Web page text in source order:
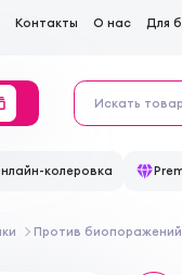
Контакты О нас Для
колеровка
Против биопоражений